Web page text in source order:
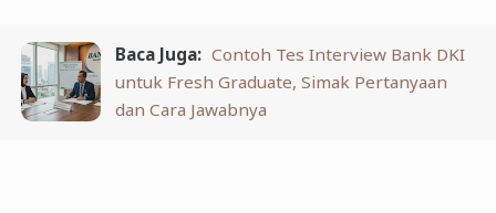
Baca Juga: Contoh Tes Interview Bank DKI
untuk Fresh Graduate, Simak Pertanyaan
dan Cara Jawabnya